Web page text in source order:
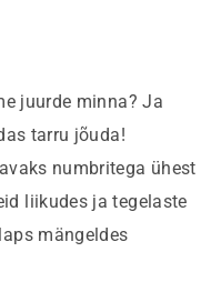
juurde minna? Ja
tarru jõuda!
numbritega ühest
liikudes ja tegelaste
mängeldes